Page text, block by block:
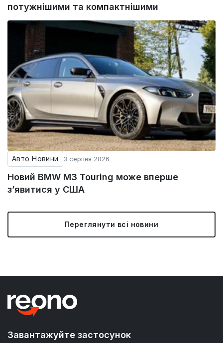
потужнішими та компактнішими
Авто Новини 3 серпня 2026
Новий BMW M3 Touring може вперше
з’явитися у США
Переглянути всі новини
Завантажуйте застосунок